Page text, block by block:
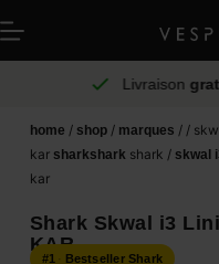
Livraison
home / shop/ marques / /
kar sharkshark shark / skwal
kar
Shark Skwal i3
KAR
#1 Bestseller Shark